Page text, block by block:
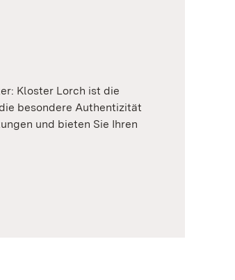
Kloster Lorch ist die
besondere Authentizität
und bieten Sie Ihren